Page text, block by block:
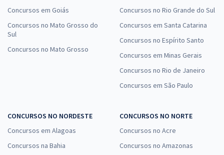
Concursos em Goiás
Concursos no Mato Grosso do
Sul
Concursos no Mato Grosso
Concursos no Rio Grande do Sul
Concursos em Santa Catarina
Concursos no Espírito Santo
Concursos em Minas Gerais
Concursos no Rio de Janeiro
Concursos em São Paulo
CONCURSOS NO NORDESTE
Concursos em Alagoas
Concursos na Bahia
CONCURSOS NO NORTE
Concursos no Acre
Concursos no Amazonas